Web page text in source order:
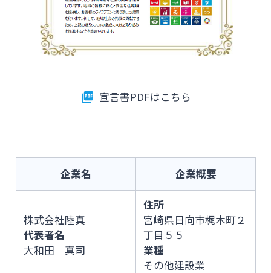
宣言書PDFはこちら
企業名 企業概要
株式会社陸真
代表者名
大和田 真司
住所
宮崎県日向市梶木町２
丁目５５
業種
その他建設業